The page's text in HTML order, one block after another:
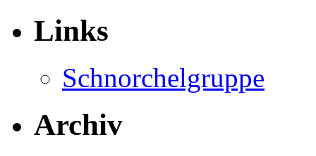
Links
Schnorchelgruppe
Archiv